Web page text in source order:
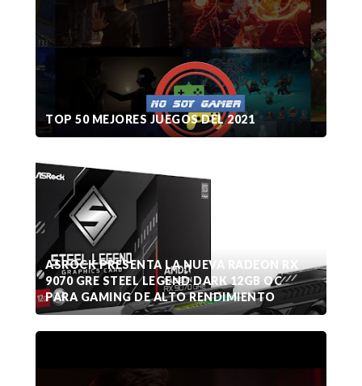
TOP 50 MEJORES JUEGOS DEL 2021
ASROCK PRESENTA LA NUEVA RADEON RX
9070 GRE STEEL LEGEND DARK 12GB OC
PARA GAMING DE ALTO RENDIMIENTO